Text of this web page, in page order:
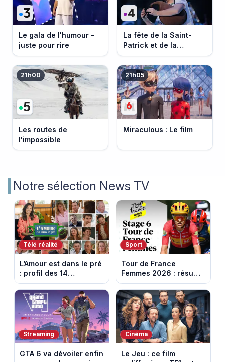
Le gala de l'humour -
juste pour rire
La fête de la Saint-
Patrick et de la
Bretagne
21h00
Les routes de
l'impossible
21h05
Miraculous : Le film
Notre sélection News TV
Télé réalité
L’Amour est dans le pré
: profil des 14
agriculteurs, speed
dating inédit et de
nouvelles histoires
d’amour
Sport
Tour de France
Femmes 2026 : résumé
vidéo de la 6e étape
entre Montbrison et
Tournon-sur-Rhône
Streaming
GTA 6 va dévoiler enfin
Cinéma
Le Jeu : ce film